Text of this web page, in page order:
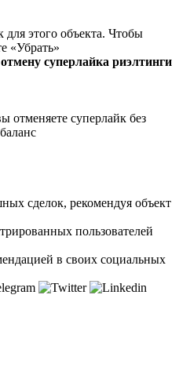
этого объекта. Чтобы
«Убрать»
суперлайка риэлтинги
отменяете суперлайк без
сделок, рекомендуя объект
пользователей
в своих социальных